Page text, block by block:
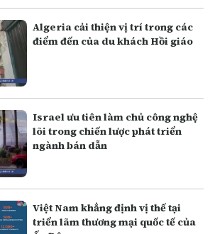
Algeria cải thiện vị trí trong các
điểm đến của du khách Hồi giáo
Israel ưu tiên làm chủ công nghệ
lõi trong chiến lược phát triển
ngành bán dẫn
Việt Nam khẳng định vị thế tại
triển lãm thương mại quốc tế của